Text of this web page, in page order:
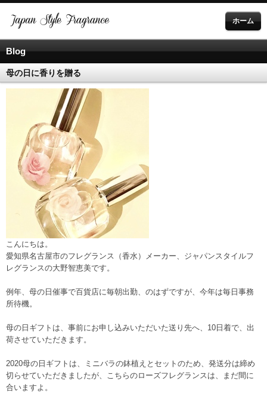
ホーム
Blog
母の日に香りを贈る
こんにちは。
愛知県名古屋市のフレグランス（香水）メーカー、ジャパンスタイルフ
レグランスの大野智恵美です。
例年、母の日催事で百貨店に毎朝出勤、のはずですが、今年は毎日事務
所待機。
母の日ギフトは、事前にお申し込みいただいた送り先へ、10日着で、出
荷させていただきます。
2020母の日ギフトは、ミニバラの鉢植えとセットのため、発送分は締め
切らせていただきましたが、こちらのローズフレグランスは、まだ間に
合いますよ。